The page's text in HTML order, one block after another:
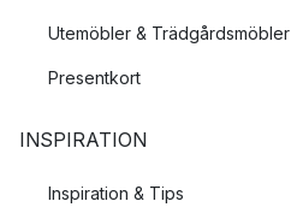
Utemöbler & Trädgårdsmöbler
Presentkort
INSPIRATION
Inspiration & Tips